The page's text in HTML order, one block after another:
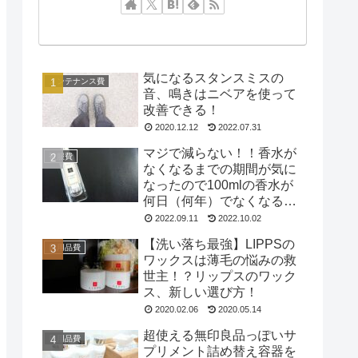
メンテナンス費
気になるスタンスミスの
音、鳴きはニベアを使って
改善できる！
2020.12.12 2022.07.31
被服費
マジで減らない！！香水が
なくなるまでの期間が気に
なったので100mlの香水が
何日（何年）でなくなるの
か試してみた
2022.09.11 2022.10.02
日用品費
【洗い落ち最強】LIPPSの
ワックスは薄毛の悩みの救
世主！？リップスのワック
ス、新しい選び方！
2020.02.06 2020.05.14
日用品費
超使える無印良品っぽいサ
プリメント詰め替え容器を